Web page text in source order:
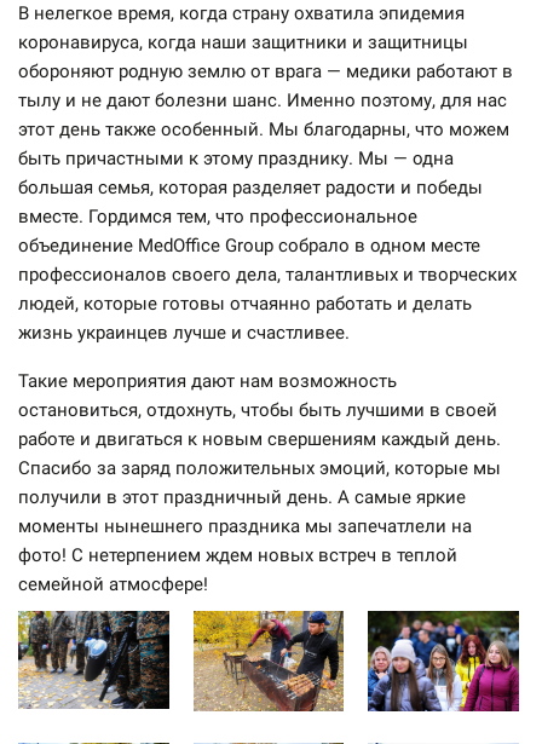
В нелегкое время, когда страну охватила эпидемия
коронавируса, когда наши защитники и защитницы
обороняют родную землю от врага — медики работают в
тылу и не дают болезни шанс. Именно поэтому, для нас
этот день также особенный. Мы благодарны, что можем
быть причастными к этому празднику. Мы — одна
большая семья, которая разделяет радости и победы
вместе. Гордимся тем, что профессиональное
объединение MedOffice Group собрало в одном месте
профессионалов своего дела, талантливых и творческих
людей, которые готовы отчаянно работать и делать
жизнь украинцев лучше и счастливее.
Такие мероприятия дают нам возможность
остановиться, отдохнуть, чтобы быть лучшими в своей
работе и двигаться к новым свершениям каждый день.
Спасибо за заряд положительных эмоций, которые мы
получили в этот праздничный день. А самые яркие
моменты нынешнего праздника мы запечатлели на
фото! С нетерпением ждем новых встреч в теплой
семейной атмосфере!